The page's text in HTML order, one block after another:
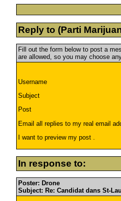
Reply to (Parti
Fill out the form below to post a
are allowed, so you may choose
Username
Subject
Post
Email all replies to my real email
I want to preview my post .
In response to:
Poster: Drone
Subject: Re: Candidat dans St-